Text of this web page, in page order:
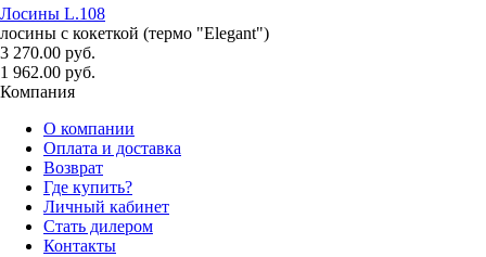
Лосины L.108
лосины с кокеткой (термо "Elegant")
3 270.00 руб.
1 962.00 руб.
Компания
О компании
Оплата и доставка
Возврат
Где купить?
Личный кабинет
Стать дилером
Контакты